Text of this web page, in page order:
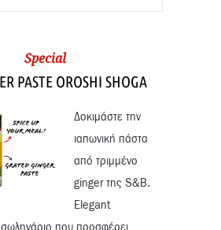
Special
PASTE OROSHI SHOGA
Δοκιμάστε την
ιαπωνική πάστα
από τριμμένο
ginger της S&B.
Elegant
που προσφέρει